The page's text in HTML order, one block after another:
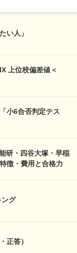
い人」
上位校偏差値＜
小6合否判定テス
研・四谷大塚・早稲
徴・費用と合格力
ング
正答）